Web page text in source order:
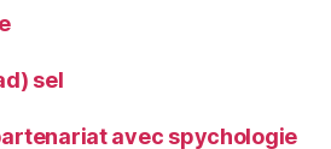
sel
avec spychologie